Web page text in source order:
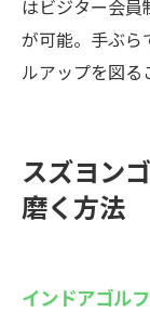
はビジター会員
が可能。手ぶら
ルアップを図る
スズヨン
磨く方法
インドアゴル